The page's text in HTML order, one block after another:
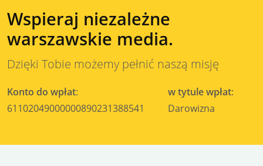
Wspieraj niezależne
warszawskie media.
Dzięki Tobie możemy pełnić naszą misję
Konto do wpłat:
61102049000000890231388541
w tytule wpłat:
Darowizna